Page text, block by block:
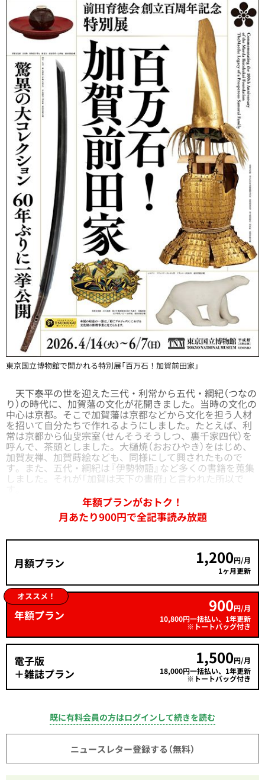
東京国立博物館で開かれる特別展「百万石！加賀前田家」
天下泰平の世を迎えた三代・利常から五代・綱紀（つなの
り）の時代に、加賀藩の文化が花開きました。当時の文化の
中心は京都。そこで加賀藩は京都などから文化を担う人材
を招いて自分たちで作れるようにしました。たとえば、利
常は京都から仙叟宗室（せんそうそうしつ、裏千家四代）を
呼んで、茶頭としました。大樋焼（おおひやき）をはじめ、
加賀友禅、加賀蒔絵なども、同様にして興されたもので
す。また、五代・綱紀は『伊勢物語』など多くの書籍を蒐集
しました。それが「加賀は天下の書府」と言われた所以で
年額プランがおトク！
月あたり900円で全記事読み放題
月額プラン 1,200円/月
1ヶ月更新
オススメ！
年額プラン 900円/月
10,800円一括払い、1年更新
※トートバッグ付き
電子版
＋雑誌プラン
1,500円/月
18,000円一括払い、1年更新
※トートバッグ付き
既に有料会員の方はログインして続きを読む
ニュースレター登録する（無料）